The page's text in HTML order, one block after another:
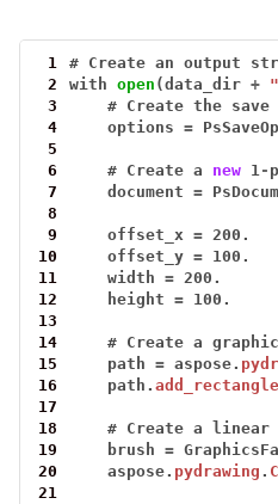
1 # Create an output
2
with open (data_dir +
3
# Create the save
4
options =
5
6
# Create a new 1-
7
document =
8
9
offset_x = 200.
10
offset_y = 100.
11
width = 200.
12
height = 100.
13
14
# Create a
15
path = aspose.
16
path.add_rectangle
17
18
# Create a linear
19
brush =
20
aspose. pydrawing .
21